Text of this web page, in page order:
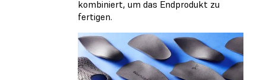
kombiniert, um das Endprodukt zu
fertigen.